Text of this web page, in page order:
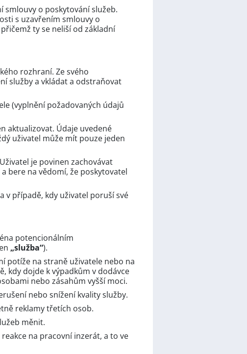
o poskytování služeb.
s uzavřením smlouvy o
ty se neliší od základní
rozhraní. Ze svého
služby a vkládat a odstraňovat
(vyplnění požadovaných údajů
aktualizovat. Údaje uvedené
uživatel může mít pouze jeden
je povinen zachovávat
bere na vědomí, že poskytovatel
v případě, kdy uživatel poruší své
potencionálním
„služba“).
potíže na straně uživatele nebo na
kdy dojde k výpadkům v dodávce
nebo zásahům vyšší moci.
nebo snížení kvality služby.
reklamy třetích osob.
měnit.
na pracovní inzerát, a to ve